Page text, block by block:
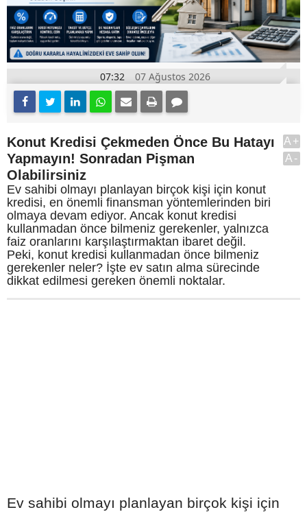
07:32 07 Ağustos 2026
Konut Kredisi Çekmeden Önce Bu Hatayı
Yapmayın! Sonradan Pişman
Olabilirsiniz
Ev sahibi olmayı planlayan birçok kişi için konut
kredisi, en önemli finansman yöntemlerinden biri
olmaya devam ediyor. Ancak konut kredisi
kullanmadan önce bilmeniz gerekenler, yalnızca
faiz oranlarını karşılaştırmaktan ibaret değil.
Peki, konut kredisi kullanmadan önce bilmeniz
gerekenler neler? İşte ev satın alma sürecinde
dikkat edilmesi gereken önemli noktalar.
A+
A-
Ev sahibi olmayı planlayan birçok kişi için